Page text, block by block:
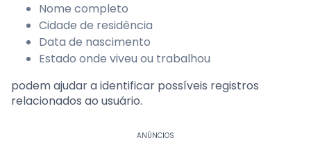
Nome completo
Cidade de residência
Data de nascimento
Estado onde viveu ou trabalhou
podem ajudar a identificar possíveis registros
relacionados ao usuário.
ANÚNCIOS